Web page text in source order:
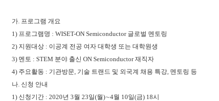
가. 프로그램 개요
1) 프로그램명 : WISET-ON Semiconductor 글로벌 멘토링
2) 지원대상 : 이공계 전공 여자 대학생 또는 대학원생
3) 멘토 : STEM 분야 출신 ON Semiconductor재직자
4) 주요활동 : 기관방문, 기술 트랜드 및 외국계 채용 특강, 멘토링 등
나. 신청 안내
1) 신청기간 : 2020년 3월 23일(월)∼4월 10일(금) 18시